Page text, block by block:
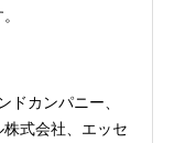
ドカンパニー、
式会社、エッセ